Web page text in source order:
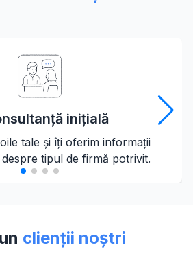
inițială
tale și îți oferim informații
tipul de firmă potrivit.
clienții noștri